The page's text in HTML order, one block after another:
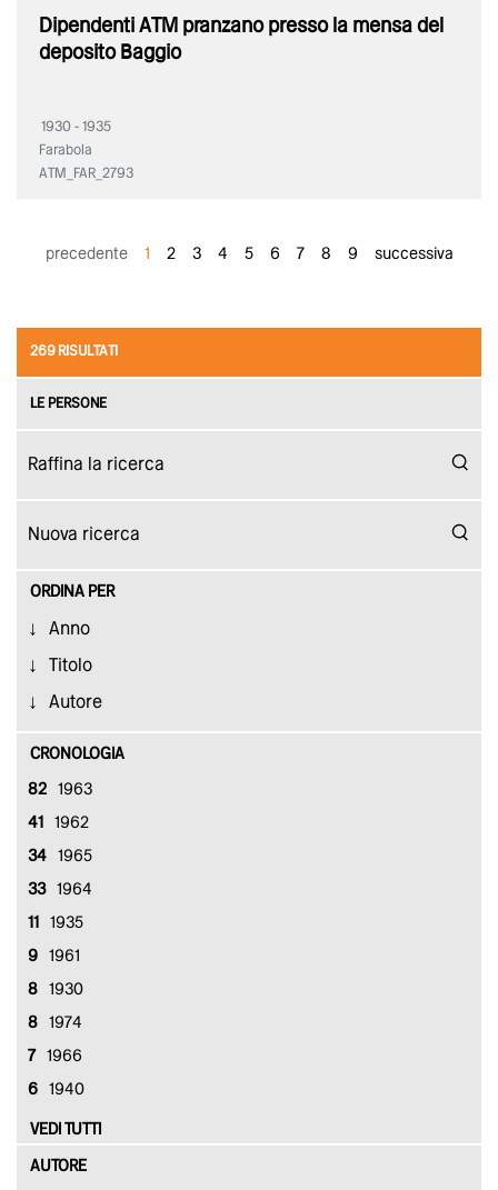
269 RISULTATI
LE PERSONE
ORDINA PER
Anno
Titolo
Autore
CRONOLOGIA
82 1963
41 1962
34 1965
33 1964
11 1935
9 1961
8 1930
8 1974
7 1966
6 1940
VEDI TUTTI
AUTORE
Dipendenti ATM pranzano presso la mensa del
deposito Baggio
1930 - 1935
Farabola
ATM_FAR_2793
precedente 1 2 3 4 5 6 7 8 9 successiva